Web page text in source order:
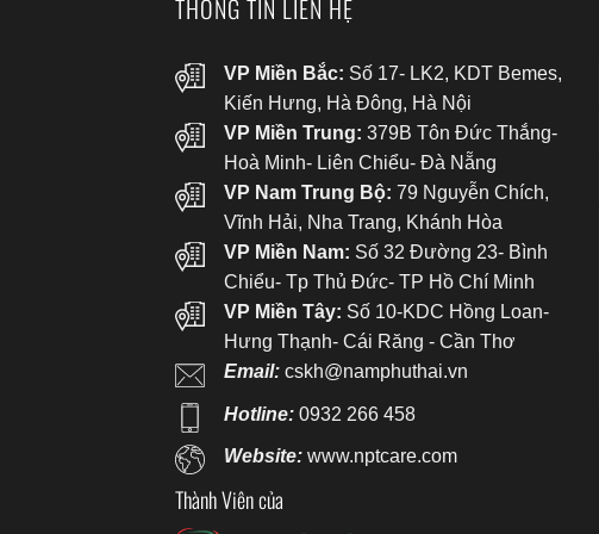
THÔNG TIN LIÊN HỆ
VP Miền Bắc: Số 17- LK2, KDT Bemes,
Kiến Hưng, Hà Đông, Hà Nội
VP Miền Trung: 379B Tôn Đức Thắng-
Hoà Minh- Liên Chiểu- Đà Nẵng
VP Nam Trung Bộ: 79 Nguyễn Chích,
Vĩnh Hải, Nha Trang, Khánh Hòa
VP Miền Nam: Số 32 Đường 23- Bình
Chiểu- Tp Thủ Đức- TP Hồ Chí Minh
VP Miền Tây: Số 10-KDC Hồng Loan-
Hưng Thạnh- Cái Răng - Cần Thơ
Email: cskh@namphuthai.vn
Hotline: 0932 266 458
Website:www.nptcare.com
Thành Viên của